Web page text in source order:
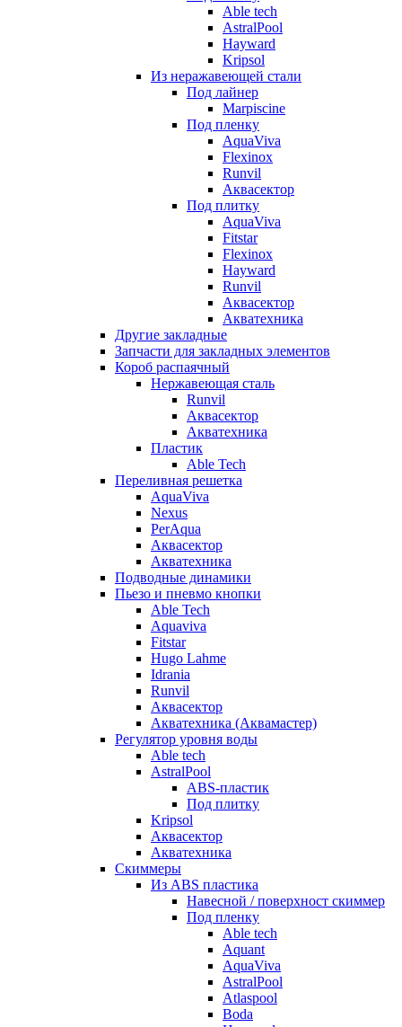
Able tech
AstralPool
Hayward
Kripsol
Из неражавеющей стали
Под лайнер
Marpiscine
Под пленку
AquaViva
Flexinox
Runvil
Аквасектор
Под плитку
AquaViva
Fitstar
Flexinox
Hayward
Runvil
Аквасектор
Акватехника
Другие закладные
Запчасти для закладных элементов
Короб распаячный
Нержавеющая сталь
Runvil
Аквасектор
Акватехника
Пластик
Able Tech
Переливная решетка
AquaViva
Nexus
PerAqua
Аквасектор
Акватехника
Подводные динамики
Пьезо и пневмо кнопки
Able Tech
Aquaviva
Fitstar
Hugo Lahme
Idrania
Runvil
Аквасектор
Акватехника (Аквамастер)
Регулятор уровня воды
Able tech
AstralPool
ABS-пластик
Под плитку
Kripsol
Аквасектор
Акватехника
Скиммеры
Из ABS пластика
Навесной / поверхност скиммер
Под пленку
Able tech
Aquant
AquaViva
AstralPool
Atlaspool
Boda